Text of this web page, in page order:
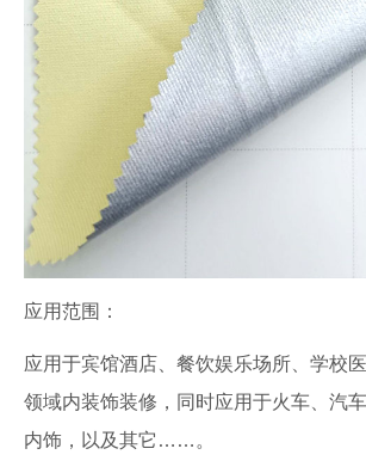
应用范围：
应用于宾馆酒店、餐饮娱乐场所、学校
领域内装饰装修，同时应用于火车、汽
内饰，以及其它……。